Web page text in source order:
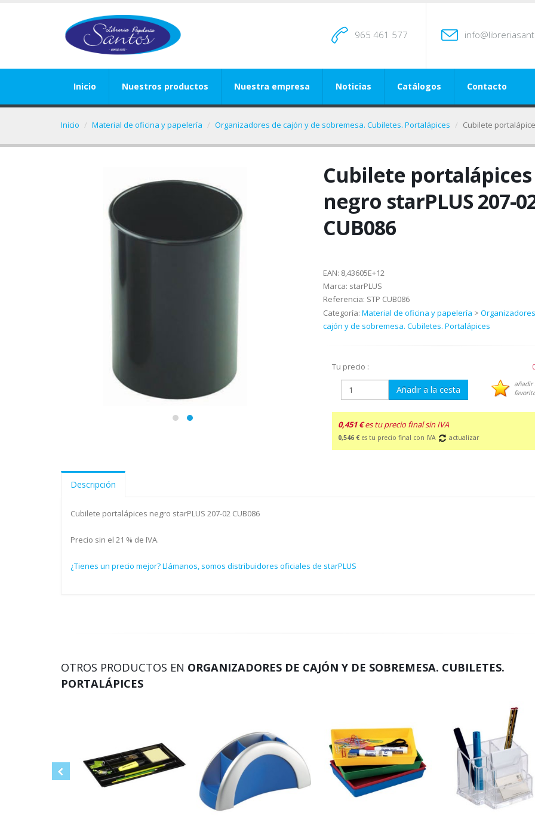
965 461 577
Inicio Nuestros productos Nuestra empresa Noticias Catálogos Contacto
Inicio Material de oficina y papelería Organizadores de cajón y de sobremesa. Cubiletes. Portalápices Cubilete
Cubilete portalápices
negro starPLUS 207-
CUB086
EAN: 8,43605E+12
Marca: starPLUS
Referencia: STP CUB086
Categoría: Material de oficina y papelería >
cajón y de sobremesa. Cubiletes. Portalápices
Tu precio :
Añadir a la cesta
añadir
0,451 €es tu precio final sin IVA
0,546 € es tu precio final con IVA actualizar
Descripción
Cubilete portalápices negro starPLUS 207-02 CUB086
Precio sin el 21 % de IVA.
¿Tienes un precio mejor? Llámanos, somos distribuidores oficiales de starPLUS
OTROS PRODUCTOS EN ORGANIZADORES DE CAJÓN Y DE SOBREMESA. CUBILETES.
PORTALÁPICES